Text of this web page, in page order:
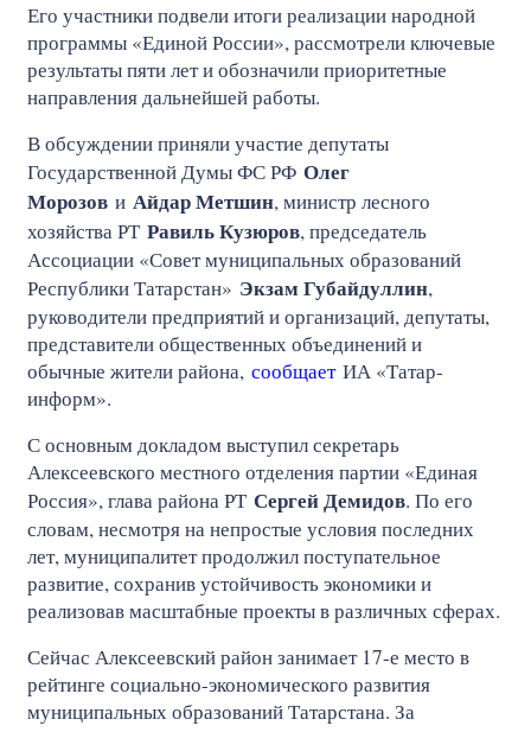
Его участники подвели итоги реализации народной
программы «Единой России», рассмотрели ключевые
результаты пяти лет и обозначили приоритетные
направления дальнейшей работы.
В обсуждении приняли участие депутаты
Государственной Думы ФС РФ Олег
Морозов и Айдар Метшин, министр лесного
хозяйства РТ Равиль Кузюров, председатель
Ассоциации «Совет муниципальных образований
Республики Татарстан» Экзам Губайдуллин,
руководители предприятий и организаций, депутаты,
представители общественных объединений и
обычные жители района, сообщаетИА «Татар-
информ».
С основным докладом выступил секретарь
Алексеевского местного отделения партии «Единая
Россия», глава района РТ Сергей Демидов. По его
словам, несмотря на непростые условия последних
лет, муниципалитет продолжил поступательное
развитие, сохранив устойчивость экономики и
реализовав масштабные проекты в различных сферах.
Сейчас Алексеевский район занимает 17-е место в
рейтинге социально-экономического развития
муниципальных образований Татарстана. За